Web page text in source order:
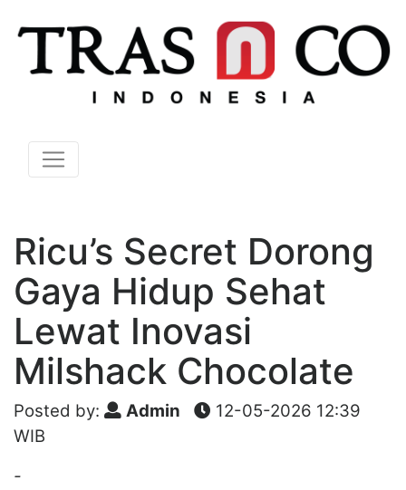
Ricu’s Secret Dorong
Gaya Hidup Sehat
Lewat Inovasi
Milshack Chocolate
Posted by: Admin
12-05-2026 12:39
WIB
-